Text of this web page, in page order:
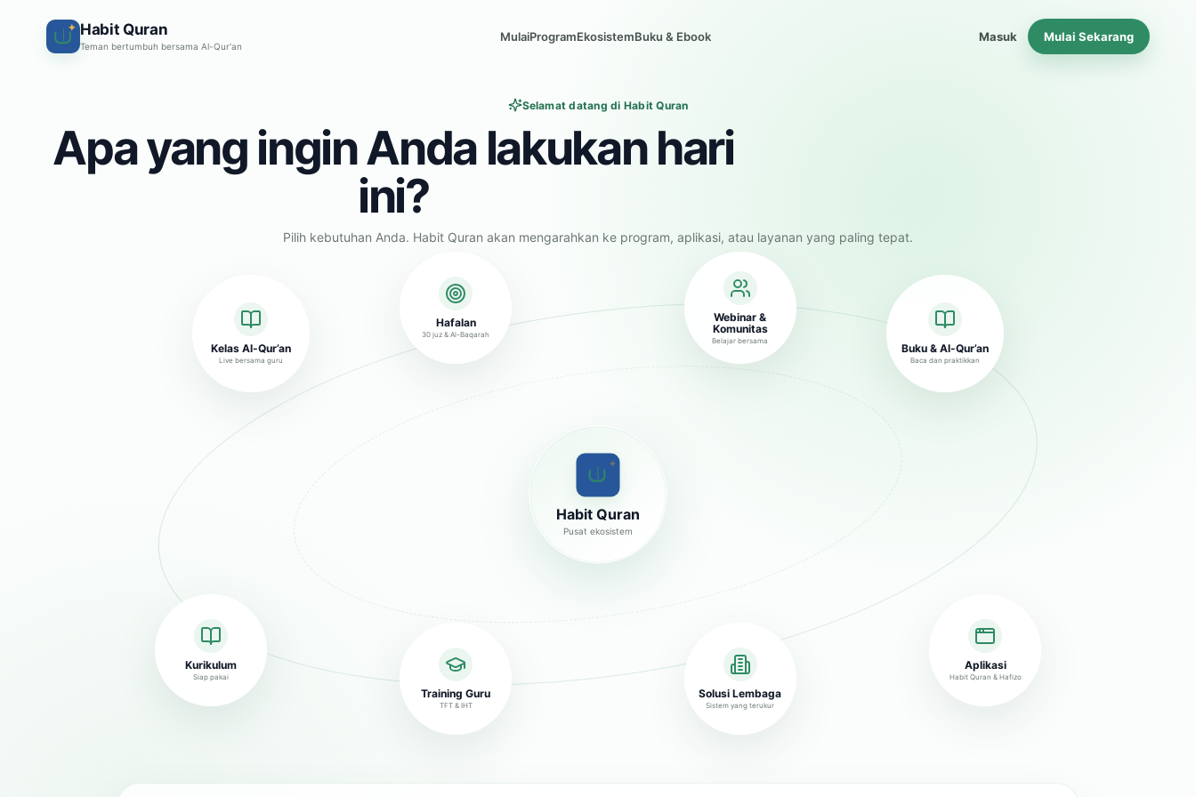
✦ Habit Quran
Teman bertumbuh bersama Al-Qur'an
MulaiProgramEkosistemBuku & Ebook Masuk Mulai Sekarang
Selamat datang di Habit Quran
Apa yang ingin Anda lakukan hari
ini?
Pilih kebutuhan Anda. Habit Quran akan mengarahkan ke program, aplikasi, atau layanan yang paling tepat.
✦
Habit Quran
Pusat ekosistem
Kelas Al-Qur’an
Live bersama guru
Hafalan
30 juz & Al-Baqarah
Buku & Al-Qur’an
Baca dan praktikkan
Training Guru
TFT & IHT
Solusi Lembaga
Sistem yang terukur
Kurikulum
Siap pakai
Aplikasi
Habit Quran & Hafizo
Webinar &
Komunitas
Belajar bersama